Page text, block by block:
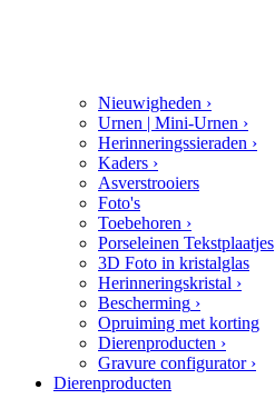
Nieuwigheden ›
Urnen | Mini-Urnen ›
Herinneringssieraden ›
Kaders ›
Asverstrooiers
Foto's
Toebehoren ›
Porseleinen Tekstplaatjes
3D Foto in kristalglas
Herinneringskristal ›
Bescherming ›
Opruiming met korting
Dierenproducten ›
Gravure configurator ›
Dierenproducten